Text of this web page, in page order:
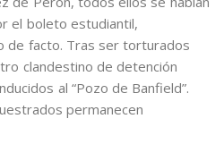
el boleto estudiantil,
de facto. Tras ser torturados
clandestino de detención
al “Pozo de Banfield”.
permanecen